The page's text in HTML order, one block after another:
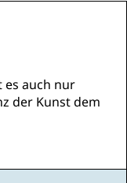
es auch nur
der Kunst dem